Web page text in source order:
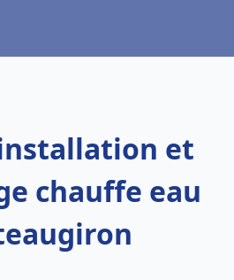
et
chauffe eau